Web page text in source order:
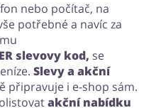
nebo počítač, na
potřebné a navíc za
slevovy kod, se
Slevy a akční
připravuje i e-shop sám.
akční nabídku